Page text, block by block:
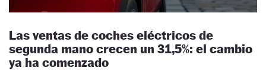
Las ventas de coches eléctricos de
segunda mano crecen un 31,5%: el cambio
ya ha comenzado